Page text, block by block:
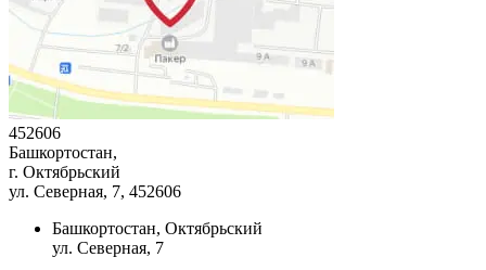
452606
Башкортостан,
г. Октябрьский
ул. Северная, 7, 452606
Башкортостан, Октябрьский
ул. Северная, 7